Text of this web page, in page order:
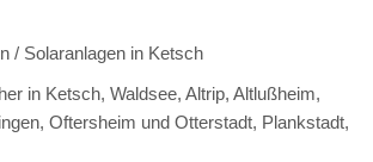
/ Solaranlagen in Ketsch
in Ketsch, Waldsee, Altrip, Altlußheim,
Oftersheim und Otterstadt, Plankstadt,